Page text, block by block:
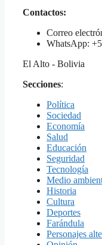
Contactos:
Correo
WhatsApp:
El Alto - Bolivia
Secciones:
Política
Sociedad
Economía
Salud
Educación
Seguridad
Tecnología
Medio
Historia
Cultura
Deportes
Farándula
Personajes